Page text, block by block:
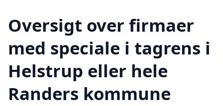
Oversigt over firmaer
med speciale i tagrens i
Helstrup eller hele
Randers kommune